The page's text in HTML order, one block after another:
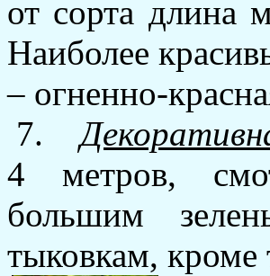
от сорта длина
Наиболее
– огненно-
7.
4 метров,
большим
тыковкам, кроме